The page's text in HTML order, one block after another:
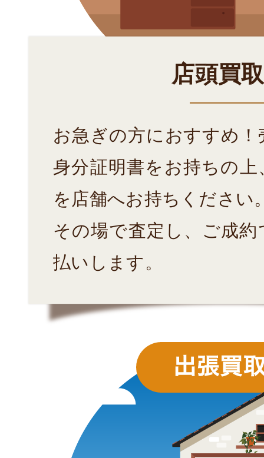
店頭買
お急ぎの方におすすめ！
身分証明書をお持ちの
を店舗へお持ちください
その場で査定し、ご成
払いします。